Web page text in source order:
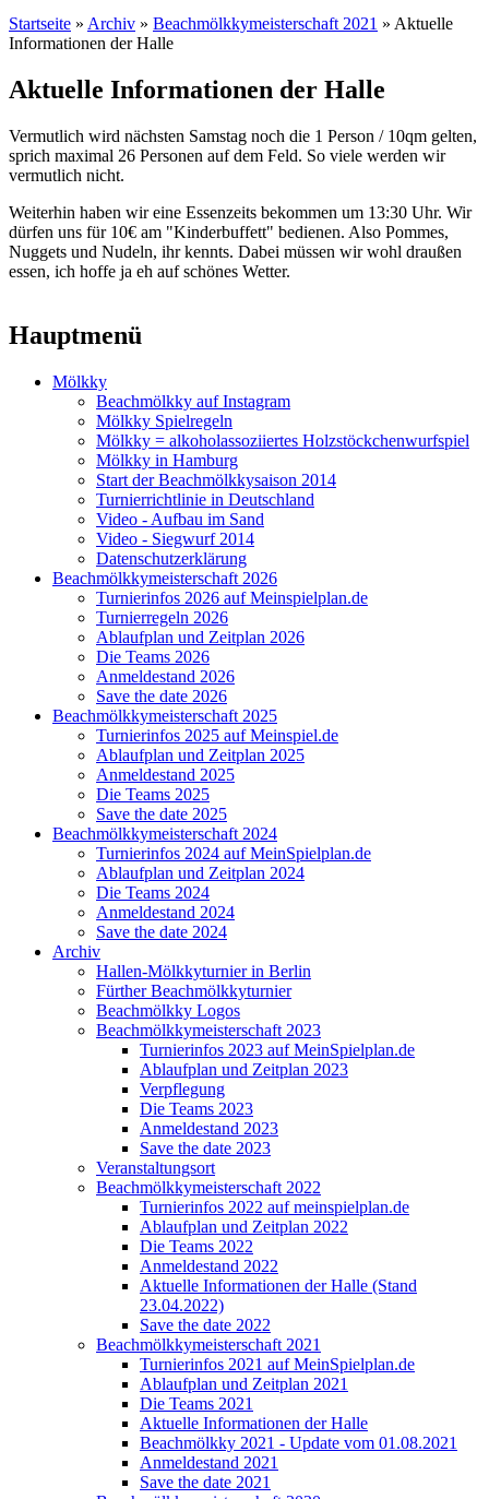
Sie sind hier
Startseite » Archiv » Beachmölkkymeisterschaft 2021 » Aktuelle
Informationen der Halle
Aktuelle Informationen der Halle
Vermutlich wird nächsten Samstag noch die 1 Person / 10qm gelten,
sprich maximal 26 Personen auf dem Feld. So viele werden wir
vermutlich nicht.
Weiterhin haben wir eine Essenzeits bekommen um 13:30 Uhr. Wir
dürfen uns für 10€ am "Kinderbuffett" bedienen. Also Pommes,
Nuggets und Nudeln, ihr kennts. Dabei müssen wir wohl draußen
essen, ich hoffe ja eh auf schönes Wetter.
Hauptmenü
Mölkky
Beachmölkky auf Instagram
Mölkky Spielregeln
Mölkky = alkoholassoziiertes Holzstöckchenwurfspiel
Mölkky in Hamburg
Start der Beachmölkkysaison 2014
Turnierrichtlinie in Deutschland
Video - Aufbau im Sand
Video - Siegwurf 2014
Datenschutzerklärung
Beachmölkkymeisterschaft 2026
Turnierinfos 2026 auf Meinspielplan.de
Turnierregeln 2026
Ablaufplan und Zeitplan 2026
Die Teams 2026
Anmeldestand 2026
Save the date 2026
Beachmölkkymeisterschaft 2025
Turnierinfos 2025 auf Meinspiel.de
Ablaufplan und Zeitplan 2025
Anmeldestand 2025
Die Teams 2025
Save the date 2025
Beachmölkkymeisterschaft 2024
Turnierinfos 2024 auf MeinSpielplan.de
Ablaufplan und Zeitplan 2024
Die Teams 2024
Anmeldestand 2024
Save the date 2024
Archiv
Hallen-Mölkkyturnier in Berlin
Fürther Beachmölkkyturnier
Beachmölkky Logos
Beachmölkkymeisterschaft 2023
Turnierinfos 2023 auf MeinSpielplan.de
Ablaufplan und Zeitplan 2023
Verpflegung
Die Teams 2023
Anmeldestand 2023
Save the date 2023
Veranstaltungsort
Beachmölkkymeisterschaft 2022
Turnierinfos 2022 auf meinspielplan.de
Ablaufplan und Zeitplan 2022
Die Teams 2022
Anmeldestand 2022
Aktuelle Informationen der Halle (Stand
23.04.2022)
Save the date 2022
Beachmölkkymeisterschaft 2021
Turnierinfos 2021 auf MeinSpielplan.de
Ablaufplan und Zeitplan 2021
Die Teams 2021
Aktuelle Informationen der Halle
Beachmölkky 2021 - Update vom 01.08.2021
Anmeldestand 2021
Save the date 2021